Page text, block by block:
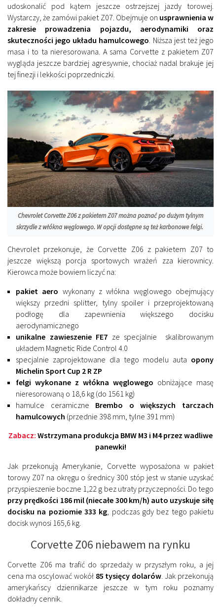
udoskonalić pod kątem jeszcze ostrzejszej jazdy torowej.
Wystarczy, że zamówi pakiet Z07. Obejmuje on usprawnienia w
zakresie prowadzenia pojazdu, aerodynamiki oraz
skuteczności jego układu hamulcowego . Niższa jest też jego
masa i to ta nieresorowana. A sama Corvette z pakietem Z07
wygląda jeszcze bardziej agresywnie, chociaż nadal brakuje jej
tej finezji i lekkości poprzedniczki.
Chevrolet Corvette Z06 z pakietem Z07 można poznać po dużym tylnym
skrzydle z włókna węglowego. W opcji dostępne są też karbonowe felgi.
Chevrolet przekonuje, że Corvette Z06 z pakietem Z07 to
jeszcze większą porcja sportowych wrażeń zza kierownicy.
Kierowca może bowiem liczyć na:
pakiet aero wykonany z włókna węglowego obejmujący
większy przedni splitter, tylny spoiler i przeprojektowaną
podłogę dla zapewnienia większego docisku
aerodynamicznego
unikalne zawieszenie FE7 ze specjalnie skalibrowanym
układem Magnetic Ride Control 4.0
specjalnie zaprojektowane dla tego modelu auta opony
Michelin Sport Cup 2 R ZP
felgi wykonane z włókna węglowego obniżające masę
nieresorowaną o 18,6 kg (do 1561 kg)
hamulce ceramiczne Brembo o większych tarczach
hamulcowych (przednie 398 mm, tylne 391 mm)
Zabacz: Wstrzymana produkcja BMW M3 i M4 przez wadliwe
panewki!
Jak przekonują Amerykanie, Corvette wyposażona w pakiet
torowy Z07 na okręgu o średnicy 300 stóp jest w stanie uzyskać
przyspieszenie boczne 1,22 g bez utraty przyczepności. Do tego
przy prędkości 186 mil (niecałe 300 km/h) auto uzyskuje siłę
docisku na poziomie 333 kg, podczas gdy bez tego pakietu
docisk wynosi 165,6 kg.
Corvette Z06 niebawem na rynku
Corvette Z06 ma trafić do sprzedaży w przyszłym roku, a jej
cena ma oscylować wokół 85 tysięcy dolarów. Jak przekonują
amerykańscy dziennikarze jeszcze w tym roku poznamy
dokładny cennik.